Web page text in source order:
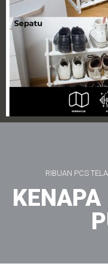
RIBUAN PCS